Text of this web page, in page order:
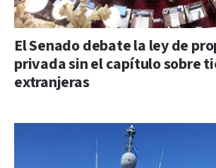
El Senado debate la ley de
privada sin el capítulo sobre
extranjeras